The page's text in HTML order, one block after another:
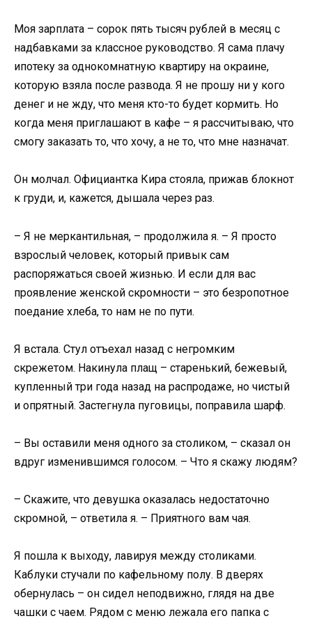
Моя зарплата – сорок пять тысяч рублей в месяц с
надбавками за классное руководство. Я сама плачу
ипотеку за однокомнатную квартиру на окраине,
которую взяла после развода. Я не прошу ни у кого
денег и не жду, что меня кто-то будет кормить. Но
когда меня приглашают в кафе – я рассчитываю, что
смогу заказать то, что хочу, а не то, что мне назначат.
Он молчал. Официантка Кира стояла, прижав блокнот
к груди, и, кажется, дышала через раз.
– Я не меркантильная, – продолжила я. – Я просто
взрослый человек, который привык сам
распоряжаться своей жизнью. И если для вас
проявление женской скромности – это безропотное
поедание хлеба, то нам не по пути.
Я встала. Стул отъехал назад с негромким
скрежетом. Накинула плащ – старенький, бежевый,
купленный три года назад на распродаже, но чистый
и опрятный. Застегнула пуговицы, поправила шарф.
– Вы оставили меня одного за столиком, – сказал он
вдруг изменившимся голосом. – Что я скажу людям?
– Скажите, что девушка оказалась недостаточно
скромной, – ответила я. – Приятного вам чая.
Я пошла к выходу, лавируя между столиками.
Каблуки стучали по кафельному полу. В дверях
обернулась – он сидел неподвижно, глядя на две
чашки с чаем. Рядом с меню лежала его папка с